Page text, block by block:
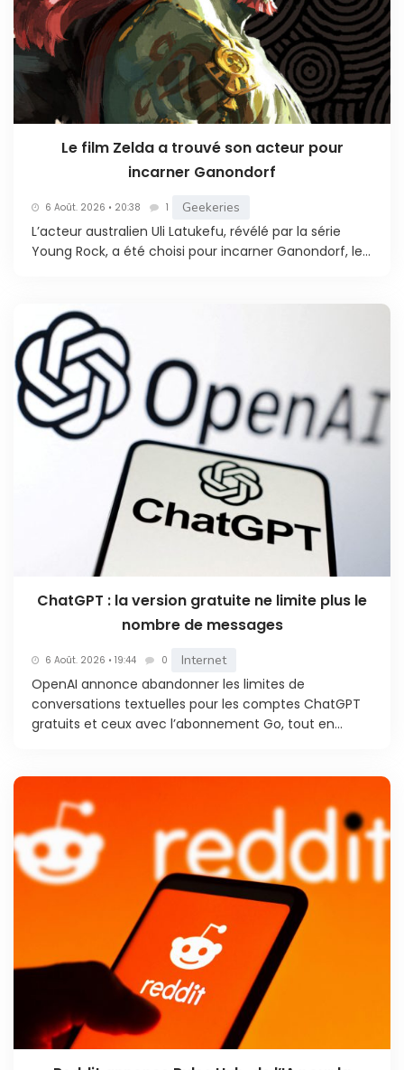
Le film Zelda a trouvé son acteur pour
incarner Ganondorf
6 Août. 2026 • 20:38 1 Geekeries
L’acteur australien Uli Latukefu, révélé par la série
Young Rock, a été choisi pour incarner Ganondorf, le...
ChatGPT : la version gratuite ne limite plus le
nombre de messages
6 Août. 2026 • 19:44 0 Internet
OpenAI annonce abandonner les limites de
conversations textuelles pour les comptes ChatGPT
gratuits et ceux avec l’abonnement Go, tout en...